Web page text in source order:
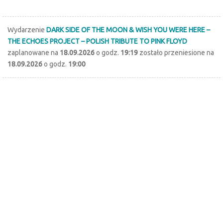
Wydarzenie DARK SIDE OF THE MOON & WISH YOU WERE HERE –
THE ECHOES PROJECT – POLISH TRIBUTE TO PINK FLOYD
zaplanowane na 18.09.2026o godz. 19:19 zostało przeniesione na
18.09.2026o godz. 19:00